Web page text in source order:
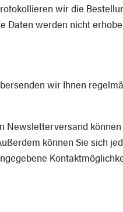
wir die
werden nicht
wir Ihnen
Newsletterversand
können Sie sich